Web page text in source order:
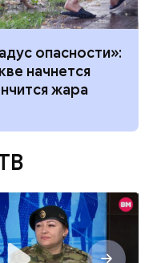
опасности»:
начнется
жара